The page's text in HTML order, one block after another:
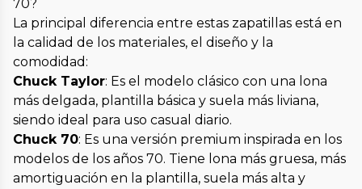
70?
La principal diferencia entre estas zapatillas está en
la calidad de los materiales, el diseño y la
comodidad:
Chuck Taylor: Es el modelo clásico con una lona
más delgada, plantilla básica y suela más liviana,
siendo ideal para uso casual diario.
Chuck 70: Es una versión premium inspirada en los
modelos de los años 70. Tiene lona más gruesa, más
amortiguación en la plantilla, suela más alta y